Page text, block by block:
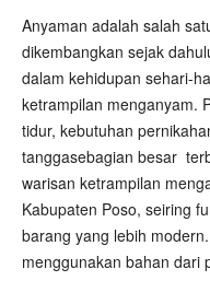
Anyaman adalah salah
dikembangkan sejak
dalam kehidupan sehari-
ketrampilan menganyam.
tidur, kebutuhan
tanggasebagian besar
warisan ketrampilan
Kabupaten Poso, seiring
barang yang lebih
menggunakan bahan dari